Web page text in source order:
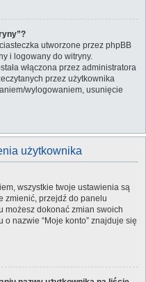
utworzone przez phpBB
i logowany do witryny.
włączona przez administratora
przez użytkownika
wylogowaniem, usunięcie
użytkownika
wszystkie twoje ustawienia są
zmienić, przejdź do panelu
możesz dokonać zmian swoich
nazwie “Moje konto” znajduje się